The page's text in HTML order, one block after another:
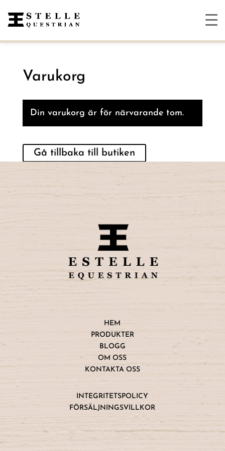
Varukorg
Din varukorg är för närvarande tom.
Gå tillbaka till butiken
HEM
PRODUKTER
BLOGG
OM OSS
KONTAKTA OSS
INTEGRITETSPOLICY
FÖRSÄLJNINGSVILLKOR